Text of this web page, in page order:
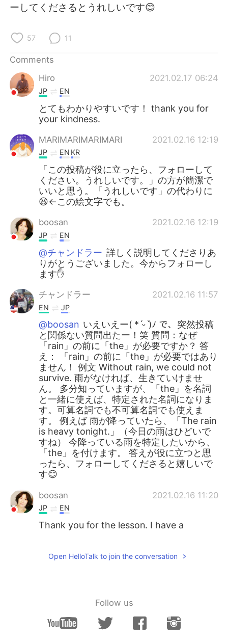
ーしてくださるとうれしいです😊
57 11
Comments
Hiro
2021.02.17 06:24
JP EN
とてもわかりやすいです！ thank you for
your kindness.
MARIMARIMARIMARI 2021.02.16 12:19
JP EN KR
「この投稿が役に立ったら、フォローして
ください。うれしいです。」の方が簡潔で
いいと思う。「うれしいです」の代わりに
😆←この絵文字でも。
boosan 2021.02.16 12:19
JP EN
@チャンドラー 詳しく説明してくださりあ
りがとうございました。今からフォローし
ます✋
チャンドラー 2021.02.16 11:57
EN JP
@boosan いえいえー( *ˊᵕˋ)ﾉ で、突然投稿
と関係ない質問出たー！笑 質問：なぜ
「rain」の前に「the」が必要ですか？ 答
え： 「rain」の前に「the」が必要ではあり
ません！ 例文 Without rain, we could not
survive. 雨がなければ、生きていけませ
ん。 多分知っていますが、「the」を名詞
と一緒に使えば、特定された名詞になりま
す。可算名詞でも不可算名詞でも使えま
す。 例えば 雨が降っていたら、「The rain
is heavy tonight.」（今日の雨はひどいで
すね） 今降っている雨を特定したいから、
「the」を付けます。 答えが役に立つと思
ったら、フォローしてくださると嬉しいで
す😊
boosan 2021.02.16 11:20
JP EN
Thank you for the lesson. I have a
rain"?
なるほど。
Misuzu 2021.02.16 11:10
Open HelloTalk to join the conversation
Follow us